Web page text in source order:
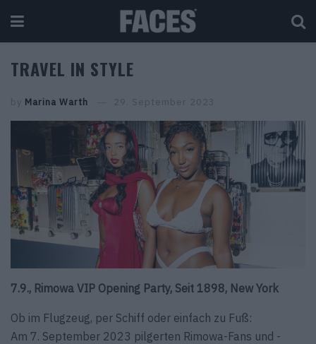
TRAVEL IN STYLE
by Marina Warth 29. September 2023
7.9., Rimowa VIP Opening Party, Seit 1898, New York
Ob im Flugzeug, per Schiff oder einfach zu Fuß:
Am 7. September 2023 pilgerten Rimowa-Fans und -